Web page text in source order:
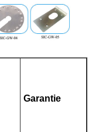
Garantie